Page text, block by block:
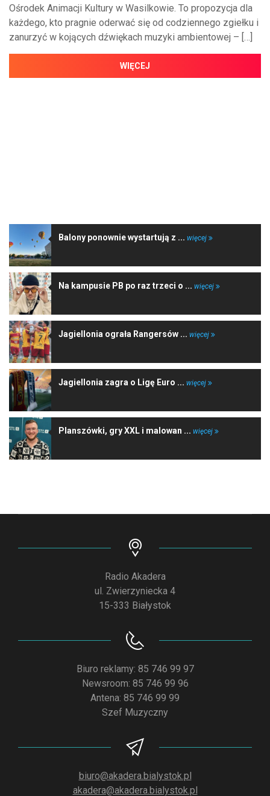
Ośrodek Animacji Kultury w Wasilkowie. To propozycja dla
każdego, kto pragnie oderwać się od codziennego zgiełku i
zanurzyć w kojących dźwiękach muzyki ambientowej – […]
WIĘCEJ
Balony ponownie wystartują z ... więcej
Na kampusie PB po raz trzeci o ... więcej
Jagiellonia ograła Rangersów ... więcej
Jagiellonia zagra o Ligę Euro ... więcej
Planszówki, gry XXL i malowan ... więcej
Radio Akadera
ul. Zwierzyniecka 4
15-333 Białystok
Biuro reklamy: 85 746 99 97
Newsroom: 85 746 99 96
Antena: 85 746 99 99
Szef Muzyczny
biuro@akadera.bialystok.pl
akadera@akadera.bialystok.pl